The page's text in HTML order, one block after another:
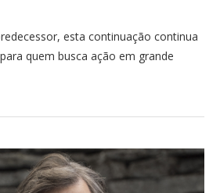
esta continuação continua
quem busca ação em grande